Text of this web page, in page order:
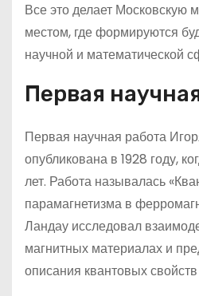
Все это делает Московскую
местом, где формируются
научной и математической
Первая
Первая научная работа
опубликована в 1928 году,
лет. Работа называлась
парамагнетизма в
Ландау исследовал
магнитных материалах и
описания квантовых